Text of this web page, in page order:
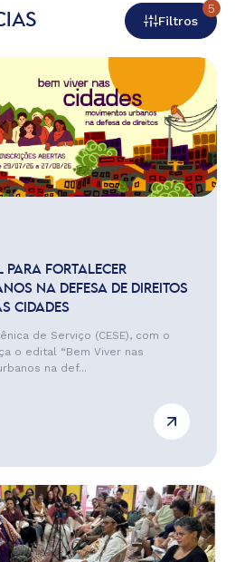
Filtros
5
PARA FORTALECER
NA DEFESA DE DIREITOS
CIDADES
de Serviço (CESE), com o
o edital “Bem Viver nas
na def...